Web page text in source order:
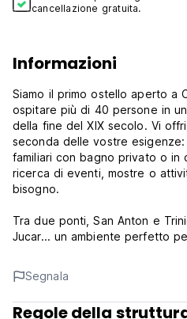
cancellazione gratuita.
Informazioni
Siamo il primo ostello aperto a
ospitare più di 40 persone in
della fine del XIX secolo. Vi
seconda delle vostre
familiari con bagno privato o in
ricerca di eventi, mostre o
bisogno.
Tra due ponti, San Anton e
Jucar... un ambiente perfetto
permetterà di accedere
zona antica a piedi in pochi
definizione romantica e
termini pratici, ci troviamo nel
Segnala
Regole della